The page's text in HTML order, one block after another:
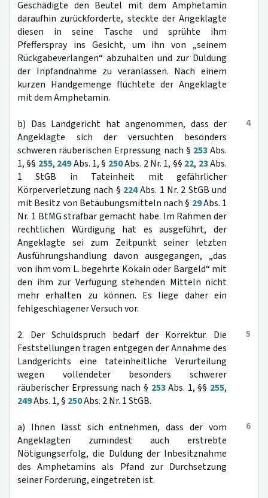
Geschädigte den Beutel mit dem Amphetamin
daraufhin zurückforderte, steckte der Angeklagte
diesen in seine Tasche und sprühte ihm
Pfefferspray ins Gesicht, um ihn von „seinem
Rückgabeverlangen“ abzuhalten und zur Duldung
der Inpfandnahme zu veranlassen. Nach einem
kurzen Handgemenge flüchtete der Angeklagte
mit dem Amphetamin.
4
b) Das Landgericht hat angenommen, dass der
Angeklagte sich der versuchten besonders
schweren räuberischen Erpressung nach § 253Abs.
1, §§ 255, 249Abs. 1, § 250Abs. 2 Nr. 1, §§ 22, 23Abs.
1 StGB in Tateinheit mit gefährlicher
Körperverletzung nach § 224Abs. 1 Nr. 2 StGB und
mit Besitz von Betäubungsmitteln nach § 29Abs. 1
Nr. 1 BtMG strafbar gemacht habe. Im Rahmen der
rechtlichen Würdigung hat es ausgeführt, der
Angeklagte sei zum Zeitpunkt seiner letzten
Ausführungshandlung davon ausgegangen, „das
von ihm vom L. begehrte Kokain oder Bargeld“ mit
den ihm zur Verfügung stehenden Mitteln nicht
mehr erhalten zu können. Es liege daher ein
fehlgeschlagener Versuch vor.
5
2. Der Schuldspruch bedarf der Korrektur. Die
Feststellungen tragen entgegen der Annahme des
Landgerichts eine tateinheitliche Verurteilung
wegen vollendeter besonders schwerer
räuberischer Erpressung nach § 253Abs. 1, §§ 255,
249Abs. 1, § 250Abs. 2 Nr. 1 StGB.
6
a) Ihnen lässt sich entnehmen, dass der vom
Angeklagten zumindest auch erstrebte
Nötigungserfolg, die Duldung der Inbesitznahme
des Amphetamins als Pfand zur Durchsetzung
seiner Forderung, eingetreten ist.